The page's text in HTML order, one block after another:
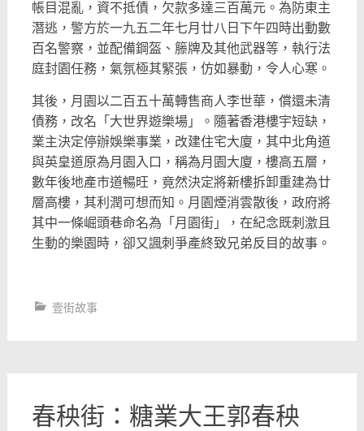
帳目混亂，資不抵債，欠款多達三百萬元。為防東主
潛逃，警方於一九五二年七月廿八日下午四時出動數
百名警察，並配備鋼盔、籐牌及其他武器等，執行法
庭封園任務，氣氛極其緊張，仿如暴動，令人心寒。
其後，月園以二百五十萬轉售商人李世華，償還未清
債務，改名「大世界遊樂場」。隨著香港樓宇短缺，
業主決定停辦娛樂事業，改建住宅大廈，其中北角道
與英皇道原為月園入口，稱為月園大廈，樓高五層，
數年後地產市道暢旺，竟然決定將新樓拆卸重建為廿
層高樓，其利潤可想而知。月園煙消雲散後，政府將
其中一條崛頭巷命名為「月園街」，在紀念既刺激且
生動的樂園時，卻又諷刺爭產終致兄弟反目的故事。
壹街故事
春秧街：糖業大王郭春秧